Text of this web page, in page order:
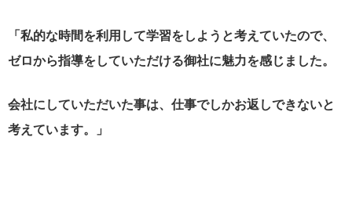
「私的な時間を利用して学習をしようと考えていたので、
ゼロから指導をしていただける御社に魅力を感じました。
会社にしていただいた事は、仕事でしかお返しできないと
考えています。」